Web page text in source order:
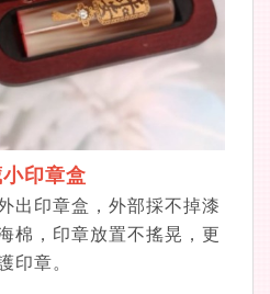
印章盒
出印章盒，外部採不掉漆
棉，印章放置不搖晃，更
印章。